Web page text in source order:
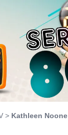
> Kathleen Noone